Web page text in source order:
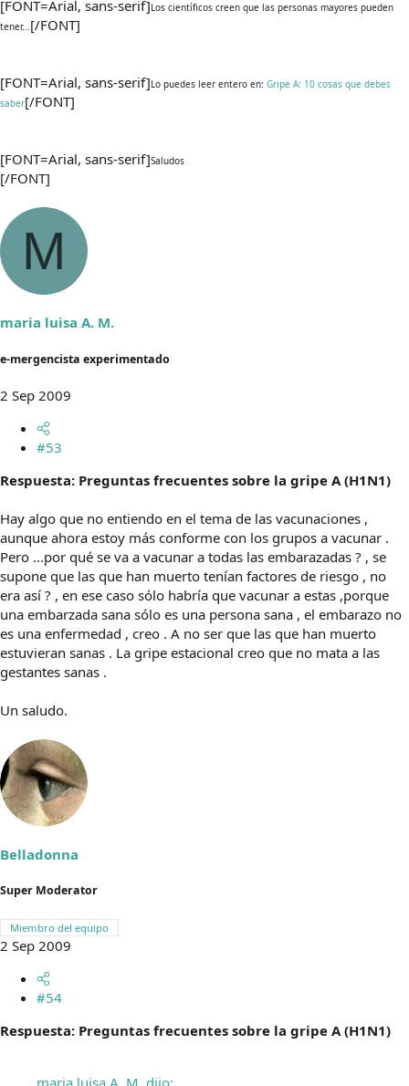
[FONT=Arial, sans-serif]Los científicos creen que las personas mayores pueden
tener...[/FONT]
[FONT=Arial, sans-serif]Lo puedes leer entero en: Gripe A: 10 cosas que debes
saber[/FONT]
[FONT=Arial, sans-serif]Saludos
[/FONT]
M
maria luisa A. M.
e-mergencista experimentado
2 Sep 2009
#53
Respuesta: Preguntas frecuentes sobre la gripe A (H1N1)
Hay algo que no entiendo en el tema de las vacunaciones ,
aunque ahora estoy más conforme con los grupos a vacunar .
Pero ...por qué se va a vacunar a todas las embarazadas ? , se
supone que las que han muerto tenían factores de riesgo , no
era así ? , en ese caso sólo habría que vacunar a estas ,porque
una embarzada sana sólo es una persona sana , el embarazo no
es una enfermedad , creo . A no ser que las que han muerto
estuvieran sanas . La gripe estacional creo que no mata a las
gestantes sanas .
Un saludo.
Belladonna
Super Moderator
Miembro del equipo
2 Sep 2009
#54
Respuesta: Preguntas frecuentes sobre la gripe A (H1N1)